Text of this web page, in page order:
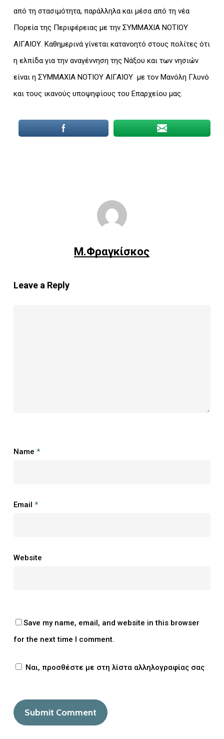
από τη στασιμότητα, παράλληλα και μέσα από τη νέα
Πορεία της Περιφέρειας με την ΣΥΜΜΑΧΙΑ ΝΟΤΙΟΥ
ΑΙΓΑΙΟΥ. Καθημερινά γίνεται κατανοητό στους πολίτες ότι
η ελπίδα για την αναγέννηση της Νάξου και των νησιών
είναι η ΣΥΜΜΑΧΙΑ ΝΟΤΙΟΥ ΑΙΓΑΙΟΥ με τον Μανόλη Γλυνό
και τους ικανούς υποψηφίους του Επαρχείου μας.
Μ.Φραγκίσκος
Leave a Reply
Name *
Email *
Website
Save my name, email, and website in this browser
for the next time I comment.
Ναι, προσθέστε με στη λίστα αλληλογραφίας σας